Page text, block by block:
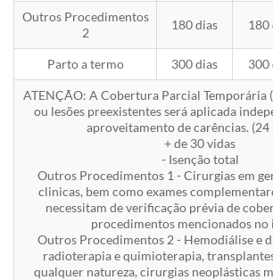
Outros Procedimentos
2
180 dias 180
Parto a termo 300 dias 300
ATENÇÃO: A Cobertura Parcial Temporária
ou lesões preexistentes será aplicada
aproveitamento de carências. (24
+ de 30 vidas
- Isenção total
Outros Procedimentos 1 - Cirurgias em
clinicas, bem como exames
necessitam de verificação prévia de
procedimentos mencionados no
Outros Procedimentos 2 - Hemodiálise e
radioterapia e quimioterapia,
qualquer natureza, cirurgias neoplásticas